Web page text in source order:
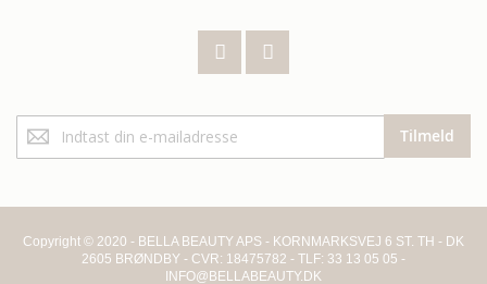
Tilmeld
dig
Tilmeld
Copyright © 2020 - BELLA BEAUTY APS - KORNMARKSVEJ 6 ST. TH - DK
2605 BRØNDBY - CVR: 18475782 - TLF: 33 13 05 05 -
INFO@BELLABEAUTY.DK